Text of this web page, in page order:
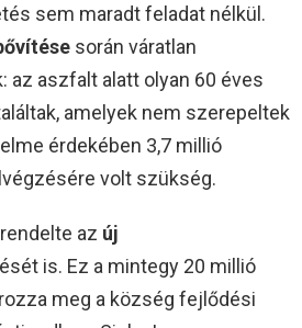
sem maradt feladat nélkül.
során váratlan
az aszfalt alatt olyan 60 éves
amelyek nem szerepeltek
érdekében 3,7 millió
volt szükség.
az új
is. Ez a mintegy 20 millió
meg a község fejlődési